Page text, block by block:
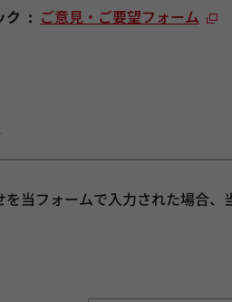
ク
ご意見・ご要望フォーム
当フォームで入力された場合